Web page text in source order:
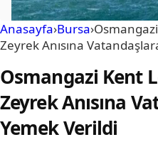
Anasayfa›Bursa›
Zeyrek Anısına
Osmangazi Kent
Zeyrek Anısına
Yemek Verildi